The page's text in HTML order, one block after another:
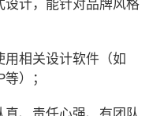
设计，能针对品牌风格
相关设计软件（如
）；